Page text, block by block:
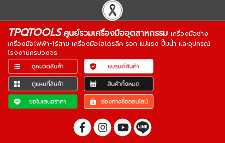
TPQTOOLSศูนย์รวมเครื่องมืออุตสาหกรรม เครื่องมือช่าง
เครื่องมือไฟฟ้า-ไร้สาย เครื่องมือไฮโดรลิค รอก แม่แรง ปั๊มน้ำ และอุปกรณ์
โรงงานครบวงจร